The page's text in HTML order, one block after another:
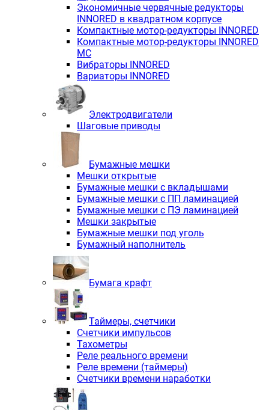
Экономичные червячные редукторы
INNORED в квадратном корпусе
Компактные мотор-редукторы INNORED
Компактные мотор-редукторы INNORED
MC
Вибраторы INNORED
Вариаторы INNORED
Электродвигатели
Шаговые приводы
Бумажные мешки
Мешки открытые
Бумажные мешки с вкладышами
Бумажные мешки с ПП ламинацией
Бумажные мешки с ПЭ ламинацией
Мешки закрытые
Бумажные мешки под уголь
Бумажный наполнитель
Бумага крафт
Таймеры, счетчики
Счетчики импульсов
Тахометры
Реле реального времени
Реле времени (таймеры)
Счетчики времени наработки